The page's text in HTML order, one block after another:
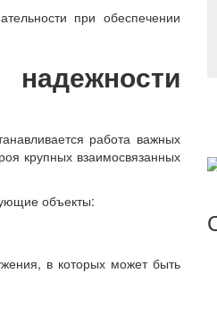
при обеспечении
работа важных
крупных взаимосвязанных
объекты:
в которых может быть